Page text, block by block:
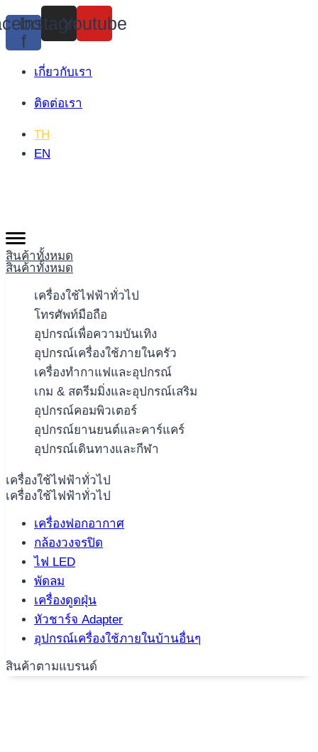
Skip
to
content
f
Instagram
Youtube
เกี่ยวกับเรา
ติดต่อเรา
TH
EN
สินค้าทั้งหมด
สินค้าทั้งหมด
เครื่องใช้ไฟฟ้าทั่วไป
โทรศัพท์มือถือ
อุปกรณ์เพื่อความบันเทิง
อุปกรณ์เครื่องใช้ภายในครัว
เครื่องทำกาแฟและอุปกรณ์
เกม & สตรีมมิ่งและอุปกรณ์เสริม
อุปกรณ์คอมพิวเตอร์
อุปกรณ์ยานยนต์และคาร์แคร์
อุปกรณ์เดินทางและกีฬา
เครื่องใช้ไฟฟ้าทั่วไป
เครื่องใช้ไฟฟ้าทั่วไป
เครื่องฟอกอากาศ
กล้องวงจรปิด
ไฟ LED
พัดลม
เครื่องดูดฝุ่น
หัวชาร์จ Adapter
อุปกรณ์เครื่องใช้ภายในบ้านอื่นๆ
สินค้าตามแบรนด์